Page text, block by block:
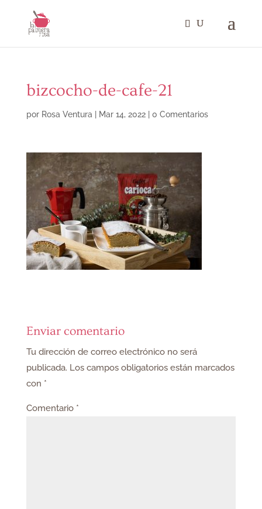
bizcocho-de-cafe-21
por Rosa Ventura Mar 14, 2022| 0 Comentarios
Enviar comentario
Tu dirección de correo electrónico no será
publicada. Los campos obligatorios están marcados
con *
Comentario *